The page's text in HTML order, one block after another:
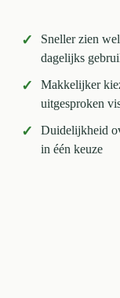
✓
Sneller zien
dagelijks
✓
Makkelijker
uitgesproken
✓
Duidelijkheid
in één keuze